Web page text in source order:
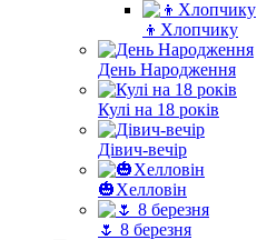
👦Хлопчику
День Народження
Кулі на 18 років
Дівич-вечір
🎃Хелловін
🌷 8 березня